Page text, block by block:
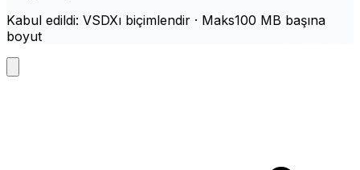
Kabul edildi: VSDXı biçimlendir · Maks100 MB başına
boyut